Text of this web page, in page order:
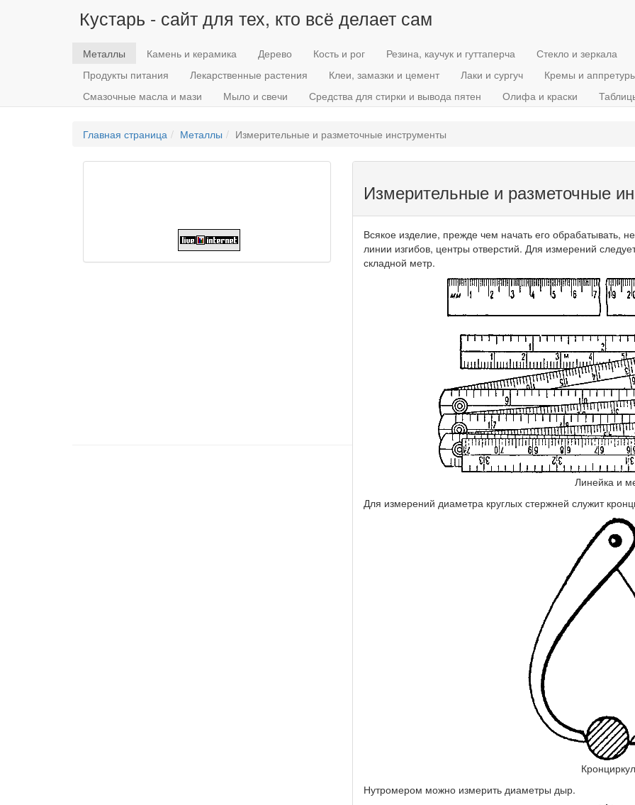
Кустарь - сайт для тех, кто всё делает сам
Металлы Камень и керамика Дерево Кость и рог Резина, каучук и гуттаперча
Стекло и зеркала
Продукты питания
Лекарственные растения Клеи, замазки и цемент Лаки и сургуч
Кремы и
Смазочные масла и мази
Мыло и свечи Средства для стирки и вывода пятен Олифа и краски
Главная страница Металлы Измерительные и разметочные инструменты
Измерительные и разметочные
Всякое изделие, прежде чем начать его обрабатывать,
линии изгибов, центры отверстий. Для измерений
складной метр.
Линейка и
Для измерений диаметра круглых стержней служит
Нутромером можно измерить диаметры дыр.